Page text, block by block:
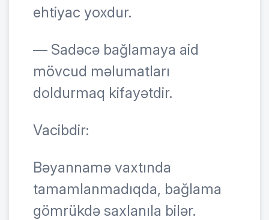
ehtiyac yoxdur.
— Sadəcə bağlamaya aid
mövcud məlumatları
doldurmaq kifayətdir.
Vacibdir:
Bəyannamə vaxtında
tamamlanmadıqda, bağlama
gömrükdə saxlanıla bilər.